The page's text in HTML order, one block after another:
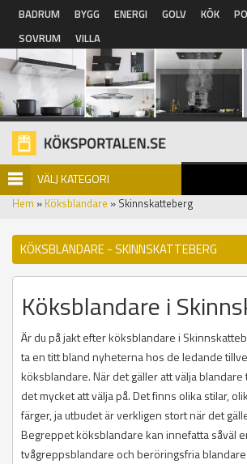
Hoppa till huvudinnehåll
BADRUM BYGG ENERGI GOLV KÖK
SOVRUM
VILLA
VÄLJ KATEGORI
Hem » Köksblandare » Skinnskatteberg
KÖKSBLANDARE - SKINNSKATTEBERG
Köksblandare i
Är du på jakt efter köksblandare i
ta en titt bland nyheterna hos de ledande
köksblandare. När det gäller att välja
det mycket att välja på. Det finns olika stilar,
färger, ja utbudet är verkligen stort när det
Begreppet köksblandare kan innefatta såväl
tvågreppsblandare och beröringsfria blandare